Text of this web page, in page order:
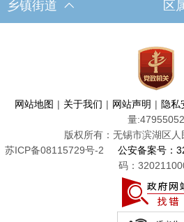
乡镇街道 区
网站地图 | 关于我们 | 网站声明 | 隐私
量:47955052
版权所有：无锡市滨湖区人
苏ICP备08115729号-2
公安备案号：
码：